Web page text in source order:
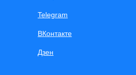
Дзен
ВКонтакте
Telegram